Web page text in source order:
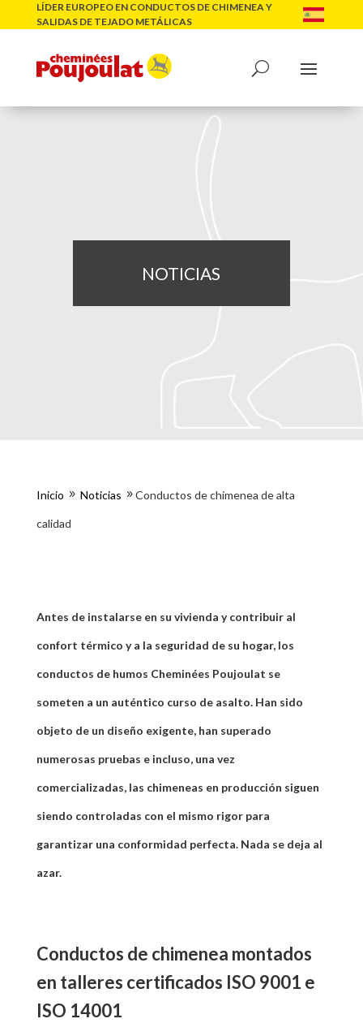
LÍDER EUROPEO EN CONDUCTOS DE CHIMENEA Y
SALIDAS DE TEJADO METÁLICAS
NOTICIAS
Inicio 9 Noticias 9 Conductos de chimenea de alta
calidad
Antes de instalarse en su vivienda y contribuir al
confort térmico y a la seguridad de su hogar, los
conductos de humos Cheminées Poujoulat se
someten a un auténtico curso de asalto. Han sido
objeto de un diseño exigente, han superado
numerosas pruebas e incluso, una vez
comercializadas, las chimeneas en producción siguen
siendo controladas con el mismo rigor para
garantizar una conformidad perfecta. Nada se deja al
azar.
Conductos de chimenea montados
en talleres certificados ISO 9001 e
ISO 14001